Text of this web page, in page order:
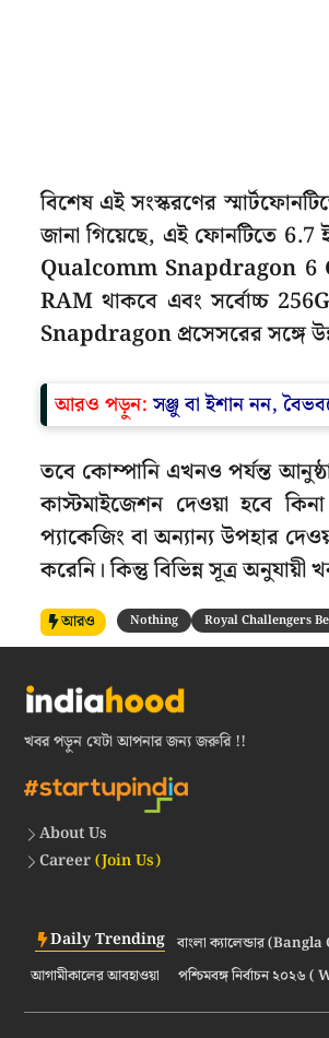
বিশেষ এই সংস্করণের
জানা গিয়েছে, এই ফোনটিতে 6.7
Qualcomm Snapdragon 6
RAM থাকবে এবং সর্বোচ্চ
Snapdragon প্রসেসরের সঙ্গে
আরও পড়ুন:সঞ্জু বা ইশান নন,
তবে কোম্পানি এখনও পর্যন্ত
কাস্টমাইজেশন দেওয়া হবে
প্যাকেজিং বা অন্যান্য উপহার
করেনি। কিন্তু বিভিন্ন সূত্র
আরও Nothing Royal Challengers
খবর পড়ুন যেটা আপনার জন্য জরুরি !!
About Us
Career(Join Us)
Daily Trending বাংলা ক্যালেন্ডার
আগামীকালের আবহাওয়া
পশ্চিমবঙ্গ নির্বাচন